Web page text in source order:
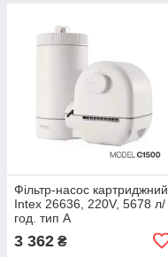
Фільтр-насос картриджний
Intex 26636, 220V, 5678 л/
год. тип А
3 362 ₴